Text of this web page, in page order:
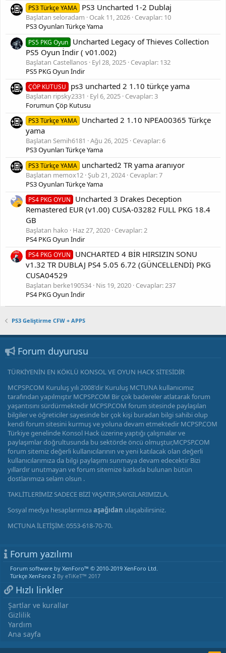
PS3 Türkçe YAMA PS3 Uncharted 1-2 Dublaj
Başlatan seloradam Ocak 11, 2026 Cevaplar: 10
PS3 Oyunları Türkçe Yama
PS5 PKG Oyun Uncharted Legacy of Thieves Collection
PS5 Oyun İndir ( v01.002)
Başlatan Castellanos Eyl 28, 2025 Cevaplar: 132
PS5 PKG Oyun İndir
ÇÖP KUTUSU ps3 uncharted 2 1.10 türkçe yama
Başlatan ripsky2331 Eyl 6, 2025 Cevaplar: 3
Forumun Çöp Kutusu
PS3 Türkçe YAMA Uncharted 2 1.10 NPEA00365 Türkçe
yama
Başlatan Semih6181 Ağu 26, 2025 Cevaplar: 6
PS3 Oyunları Türkçe Yama
PS3 Türkçe YAMA uncharted2 TR yama aranıyor
Başlatan memox12 Şub 21, 2024 Cevaplar: 7
PS3 Oyunları Türkçe Yama
PS4 PKG OYUN
Uncharted 3 Drakes Deception
Remastered EUR (v1.00) CUSA-03282 FULL PKG 18.4
GB
Başlatan hako Haz 27, 2020 Cevaplar: 2
PS4 PKG Oyun İndir
PS4 PKG OYUN
UNCHARTED 4 BİR HIRSIZIN SONU
v1.32 TR DUBLAJ PS4 5.05 6.72 (GÜNCELLENDİ) PKG
CUSA04529
Başlatan berke190534 Nis 19, 2020 Cevaplar: 237
PS4 PKG Oyun İndir
PS3 Geliştirme CFW + APPS
Forum duyurusu
TÜRKİYENİN EN KÖKLÜ KONSOL VE OYUN HACK SİTESİDİR
MCPSP.COM Kuruluş yılı 2008'dir Kuruluş MCTUNA kullanıcımız
tarafından yapılmıştır MCPSP.COM Bir çok badereler atlatarak forum
yaşantısını sürdürmektedir MCPSP.COM forum sitesinde paylaşılan
bilgiler ve öğreticiler sayesinde bir çok kişi buradan bilgi sahibi olup
kendi forum sitesini kurmuş ve yoluna devam etmektedir MCPSP.COM
Türkiye genelinde Konsol Hack üzerine yaptığı çalışmalar ve
paylaşımlar doğrultusunda bu sektörde öncü olmuştur,MCPSP.COM
forum sitemiz değerli kullanıcılarının ve yeni katılacak olan değerli
kullanıcılarımıza da bilgi paylaşımı sunmaya devam edecektir Bizi
yıllardır unutmayan ve forum sitemize katkıda bulunan bütün
dostlarımıza selam olsun .
TAKLİTLERİMİZ SADECE BİZİ YAŞATIR,SAYGILARIMIZLA.
Sosyal medya hesaplarımızaaşağıdan ulaşabilirsiniz.
MCTUNA İLETİŞİM: 0553-618-70-70.
Forum yazılımı
Forum software by XenForo™ © 2010-2019 XenForo Ltd.
Türkçe XenForo 2 By eTiKeT™ 2017
Hızlı linkler
Şartlar ve kurallar
Gizlilik
Yardım
Ana sayfa